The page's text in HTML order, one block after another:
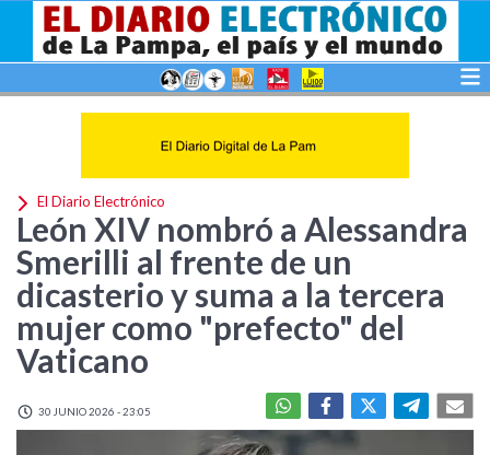
El Diario Electrónico
León XIV nombró a Alessandra
Smerilli al frente de un
dicasterio y suma a la tercera
mujer como "prefecto" del
Vaticano
30 JUNIO 2026 - 23:05